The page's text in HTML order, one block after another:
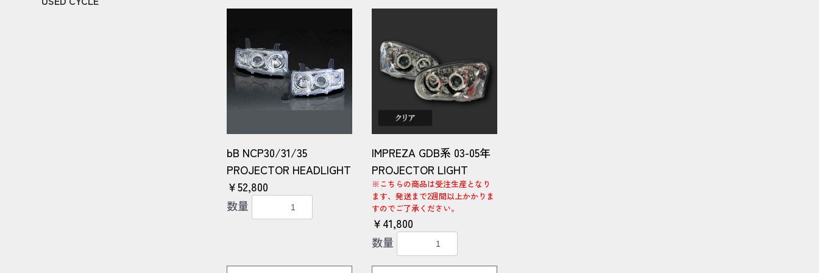
bB NCP30/31/35
PROJECTOR HEADLIGHT
￥52,800
数量
IMPREZA GDB系 03-05年
PROJECTOR LIGHT
※こちらの商品は受注生産となり
ます、発送まで2週間以上かかりま
すのでご了承ください。
￥41,800
数量